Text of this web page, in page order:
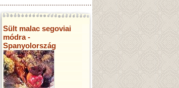
Sült malac segoviai
módra -
Spanyolország